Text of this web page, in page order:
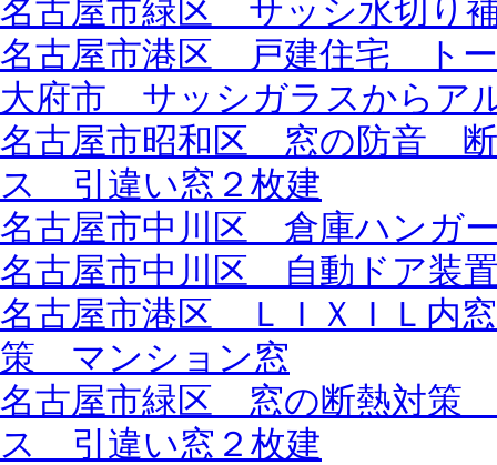
名古屋市緑区 サッシ水切り
名古屋市港区 戸建住宅 ト
大府市 サッシガラスからア
名古屋市昭和区 窓の防音
ス 引違い窓２枚建
名古屋市中川区 倉庫ハンガ
名古屋市中川区 自動ドア装
名古屋市港区 ＬＩＸＩＬ内
策 マンション窓
名古屋市緑区 窓の断熱対策
ス 引違い窓２枚建